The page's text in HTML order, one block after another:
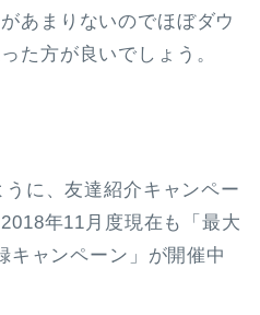
あまりないのでほぼダウ
た方が良いでしょう。
に、友達紹介キャンペー
年11月度現在も「最大
キャンペーン 」が開催中